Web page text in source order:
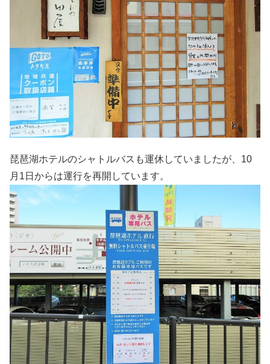
琵琶湖ホテルのシャトルバスも運休していましたが、10
月1日からは運行を再開しています。